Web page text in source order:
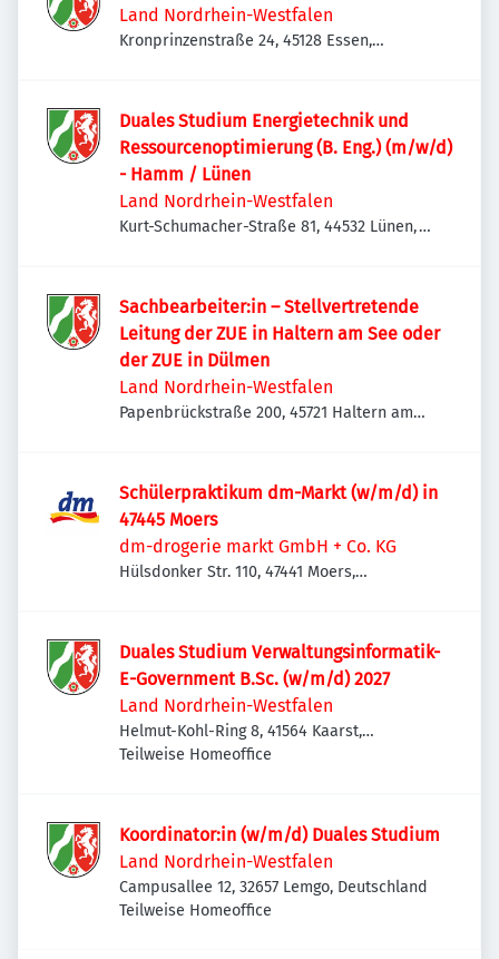
Land Nordrhein-Westfalen
Kronprinzenstraße 24, 45128 Essen,
Duales Studium Energietechnik und
Ressourcenoptimierung (B. Eng.) (m/w/d)
- Hamm / Lünen
Land Nordrhein-Westfalen
Kurt-Schumacher-Straße 81, 44532 Lünen,
Sachbearbeiter:in – Stellvertretende
Leitung der ZUE in Haltern am See oder
der ZUE in Dülmen
Land Nordrhein-Westfalen
Papenbrückstraße 200, 45721 Haltern am
Schülerpraktikum dm-Markt (w/m/d) in
47445 Moers
dm-drogerie markt GmbH + Co. KG
Hülsdonker Str. 110, 47441 Moers,
Duales Studium Verwaltungsinformatik-
E-Government B.Sc. (w/m/d) 2027
Land Nordrhein-Westfalen
Helmut-Kohl-Ring 8, 41564 Kaarst,
Deutschland
Teilweise Homeoffice
Koordinator:in (w/m/d) Duales Studium
Land Nordrhein-Westfalen
Campusallee 12, 32657 Lemgo, Deutschland
Teilweise Homeoffice